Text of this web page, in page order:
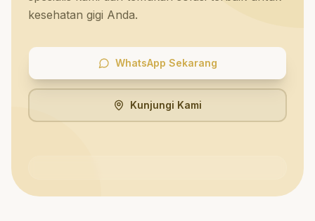
kesehatan gigi Anda.
WhatsApp Sekarang
Kunjungi Kami